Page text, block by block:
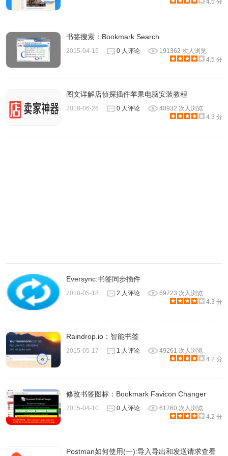
好，直接复制到User Data文件下，替换Bookmarks文件，记
得把名称改成一样就行。如果2个文件都没有你想要的，那你
版本，选中右键打开查看内容是否正确，记得要选择以记事
本打开，除非你本地安装能够打开.bak文件工具。记事本打
4.5 分
书签搜索：Bookmark Search
2015-04-15 0 人评论
191362 次人浏览
4.5 分
图文详解店侦探插件苹果电脑安装教程
2018-06-26 0 人评论
40932 次人浏览
4.3 分
Eversync:书签同步插件
2018-05-18 2 人评论
69723 次人浏览
4.3 分
Raindrop.io：智能书签
2015-05-17 1 人评论
49261 次人浏览
4.2 分
修改书签图标：Bookmark Favicon Changer
2015-04-10 0 人评论
61760 次人浏览
4.2 分
Postman如何使用(一):导入导出和发送请求查看